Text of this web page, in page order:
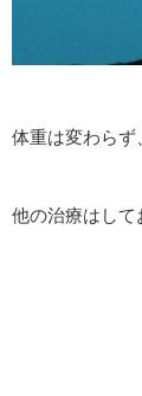
体重は変わら
他の治療はして